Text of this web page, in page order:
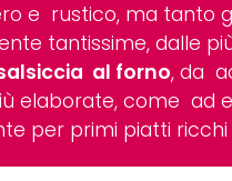
e rustico, ma tanto
tantissime, dalle
al forno, da
elaborate, come ad
per primi piatti ricchi